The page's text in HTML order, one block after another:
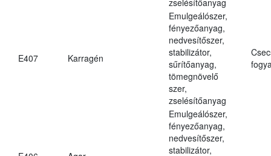
E407 Karragén
Emulgeálószer,
fényezőanyag,
nedvesítőszer,
stabilizátor,
sűrítőanyag,
tömegnövelő
szer,
zselésítőanyag
Emulgeálószer,
fényezőanyag,
nedvesítőszer,
stabilizátor,